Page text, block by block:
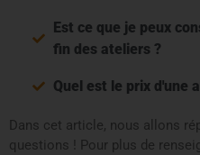
Est ce que je peux
fin des ateliers ?
Quel est le prix d'une
Dans cet article, nous allons
questions ! Pour plus de